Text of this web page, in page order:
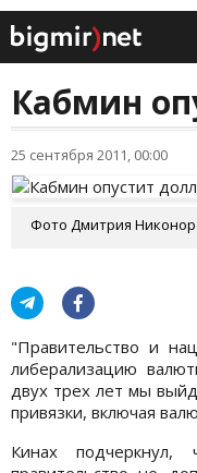
Кабмин
25 сентября 2011, 00:00
Фото Дмитрия
"Правительство и
либерализацию
двух трех лет мы
привязки, включая
Кинах подчеркнул,